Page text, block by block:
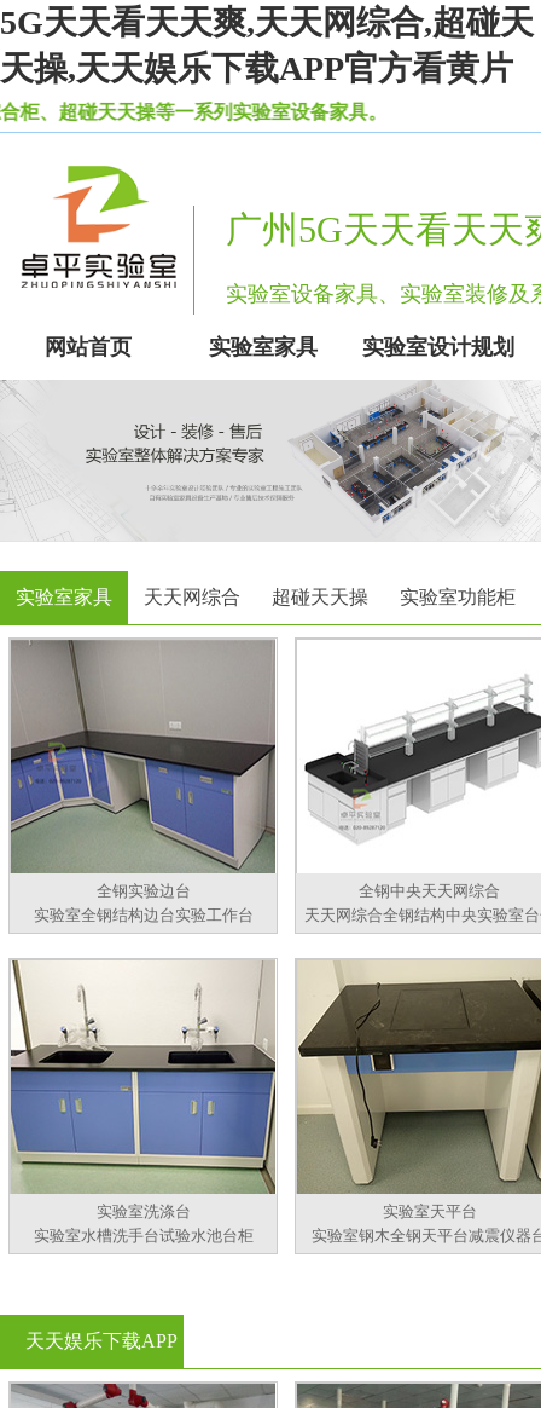
5G天天看天天爽,天天网综合,超碰天
天操,天天娱乐下载APP官方看黄片
碰天天操等一系列实验室设备家具。
广州5G天天看天
实验室设备家具、实验室装修
网站首页 实验室家具 实验室设计规划
实验室家具 天天网综合 超碰天天操 实验室功能柜
全钢实验边台
实验室全钢结构边台实验工作台
全钢中央天天网综合
天天网综合全钢结构中央实验室
实验室洗涤台
实验室水槽洗手台试验水池台柜
实验室天平台
实验室钢木全钢天平台减震仪器
天天娱乐下载APP
官方看黄片